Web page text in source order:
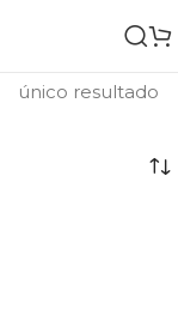
único resultado